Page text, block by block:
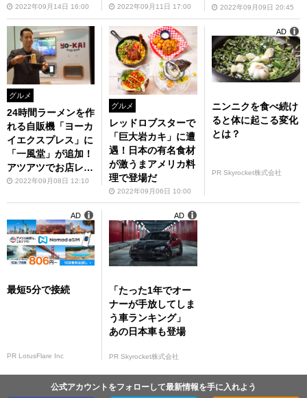
2022年09月14日 16:00 2022年09月11日 17:00 2022年09月09日 20:45
グルメ
24時間ラーメンを作
れる自販機「ヨーカ
イエクスプレス」に
「一風堂」が追加！
アツアツでお店レベ
ルだった！
2022年09月08日 12:10
グルメ
レッドロブスターで
「巨大岩カキ」に遭
遇！日本の有名食材
が激うまアメリカ料
理で登場だ
2022年09月06日 10:00
ニンニクを食べ続け
ると体に起こる変化
とは？
PR Skyrocket株式会社
AD
最短5分で接続
PR LotusFlare Inc
AD
「たった1年でオー
ナーが手放してしま
う車ランキング」
あの日本車も登場
PR Skyrocket株式会社
AD
公式アカウントをフォローして最新情報を手に入れよう